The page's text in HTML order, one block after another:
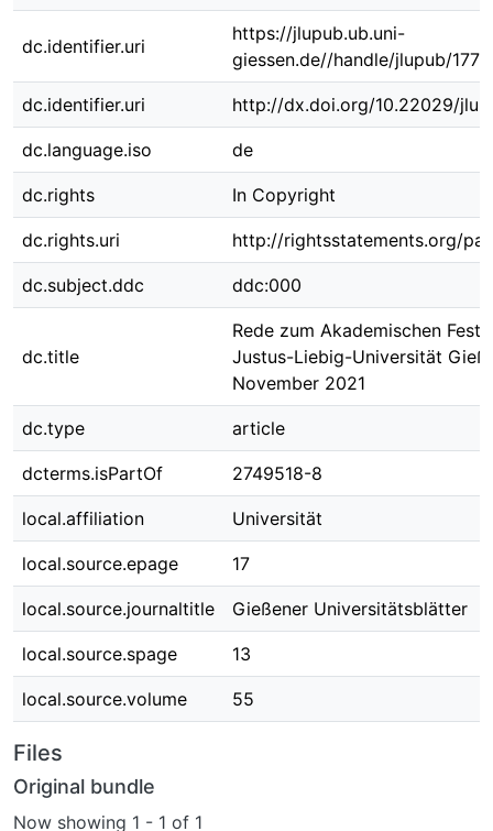
dc.identifier.uri
https://jlupub.ub.uni-
giessen.de//handle/jlupub/
dc.identifier.uri http://dx.doi.org/10.22029/
dc.language.iso de
dc.rights In Copyright
dc.rights.uri http://rightsstatements.org/
dc.subject.ddc ddc:000
dc.title
Rede zum Akademischen
Justus-Liebig-Universität
November 2021
dc.type article
dcterms.isPartOf 2749518-8
local.affiliation Universität
local.source.epage 17
local.source.journaltitle Gießener Universitätsblätter
local.source.spage 13
local.source.volume 55
Files
Original bundle
Now showing 1 - 1 of 1